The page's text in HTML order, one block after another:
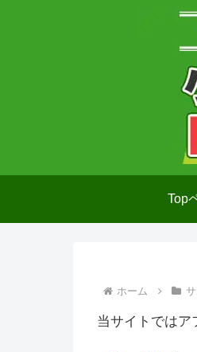
Top
ホーム
当サイトではア